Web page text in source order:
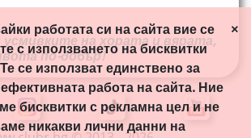
на хората и вярата,
по-добър!
работата си на сайта вие се
с използването на бисквитки
се използват единствено за
работа на сайта. Ние
бисквитки с рекламна цел и не
никакви лични данни на
×